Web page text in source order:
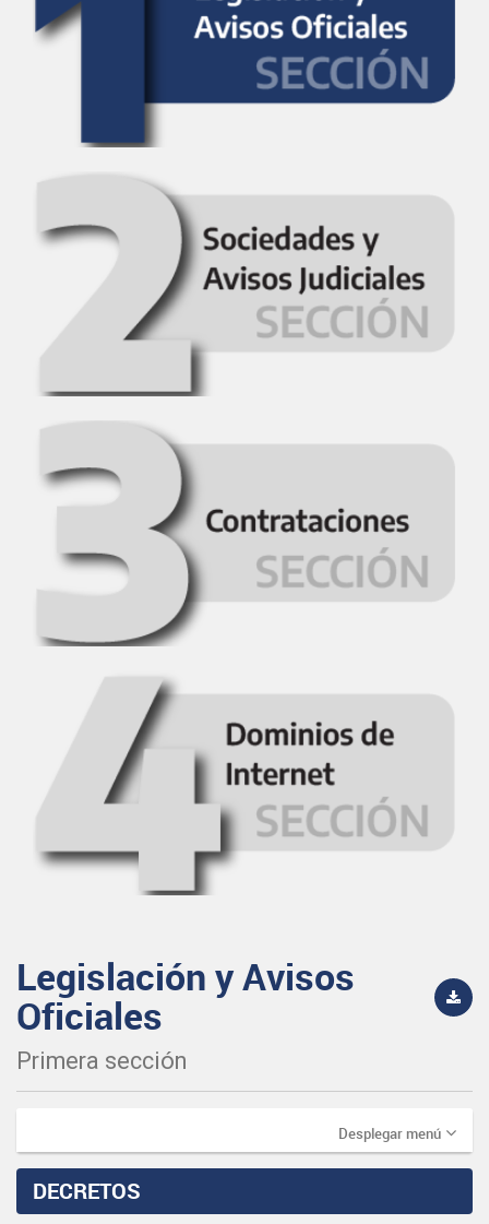
Legislación y Avisos
Oficiales
Primera sección
Desplegar menú
DECRETOS